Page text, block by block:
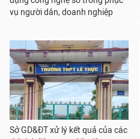
vụ người dân, doanh nghiệp
Sở GD&ĐT xử lý kết quả của các